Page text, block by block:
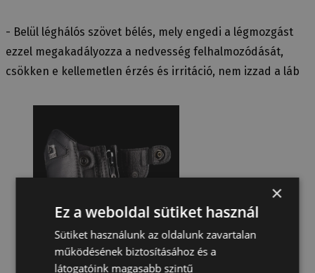
- Belül léghálós szövet bélés, mely engedi a légmozgást
ezzel megakadályozza a nedvesség felhalmozódását,
csökken e kellemetlen érzés és irritáció, nem izzad a láb
×
Ez a weboldal sütiket használ
Sütiket használunk az oldalunk zavartalan
működésének biztosításához és a
látogatóink magasabb szintű